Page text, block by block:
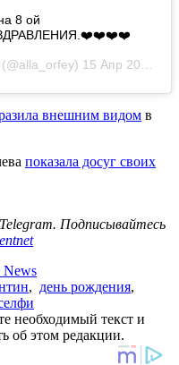
8 ой
15 Апр 2020 в 10:45 PDT
внешним видом в
показала досуг своих
Подписывайтесь
News
, день рождения,
необходимый текст и
об этом редакции.